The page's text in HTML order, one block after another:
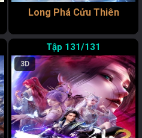
Long Phá Cửu Thiên
131/131
3D